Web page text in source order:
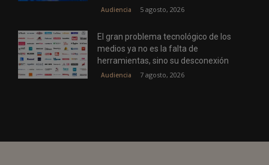
Audiencia 5 agosto, 2026
El gran problema tecnológico de los
medios ya no es la falta de
herramientas, sino su desconexión
Audiencia 7 agosto, 2026